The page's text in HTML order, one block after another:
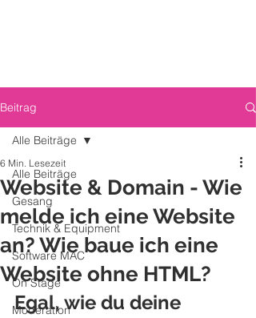
Beitrag
Alle Beiträge
Gesang
Technik & Equipment
Software MAC
On Stage
Moderation
Alle Beiträge
Website & Domain - Wie
melde ich eine Website
an? Wie baue ich eine
Website ohne HTML?
6 Min. Lesezeit
Egal, wie du deine